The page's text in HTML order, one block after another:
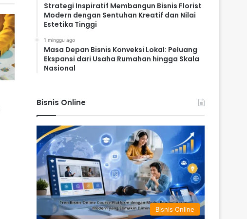
Strategi Inspiratif Membangun Bisnis Florist
Modern dengan Sentuhan Kreatif dan Nilai
Estetika Tinggi
1 minggu ago
Masa Depan Bisnis Konveksi Lokal: Peluang
Ekspansi dari Usaha Rumahan hingga Skala
Nasional
Bisnis Online
Bisnis Online